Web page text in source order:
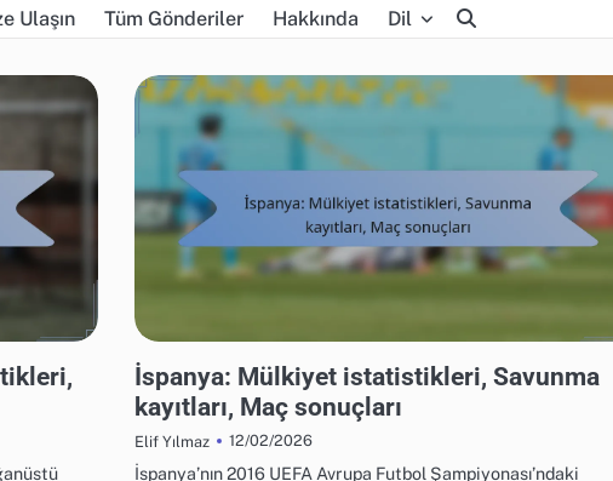
Ulaşın Tüm Gönderiler Hakkında Dil
İspanya: Mülkiyet istatistikleri, Savunma
kayıtları, Maç sonuçları
Elif Yılmaz 12/02/2026
İspanya’nın 2016 UEFA Avrupa Futbol Şampiyonası’ndaki